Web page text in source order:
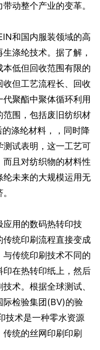
动整个产业的变革。
和国内服装领域的高
涤纶技术。据了解，
低但回收范围有限的
但工艺流程长、回收
聚酯中聚体循环利用
围，包括废旧纺织材
涤纶材料，，同时降
试表明，这一工艺可
且对纺织物的材料性
未来的大规模运用无
用的数码热转印技
统印刷流程直接变成
传统印刷技术不同的
在热转印纸上，然后
术。根据全球测试、
际检验集团(BV)的验
技术是一种零水资源
统的丝网印刷印刷